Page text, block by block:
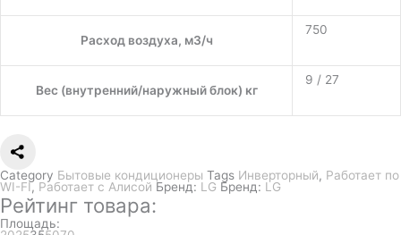
Расход воздуха, м3/ч
750
Вес (внутренний/наружный блок) кг
9 / 27
Category Бытовые кондиционеры Tags Инверторный, Работает по
WI-FI, Работает с Алисой Бренд: LG Бренд: LG
Рейтинг товара:
Площадь: